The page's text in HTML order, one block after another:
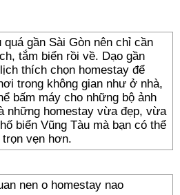
gần Sài Gòn nên chỉ cần
tắm biển rồi về. Dạo gần
thích chọn homestay để
trong không gian như ở nhà,
bấm máy cho những bộ ảnh
những homestay vừa đẹp, vừa
biển Vũng Tàu mà bạn có thể
trọn vẹn hơn.